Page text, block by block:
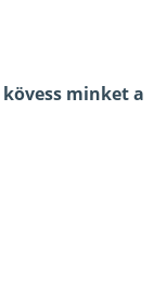
kövess minket a